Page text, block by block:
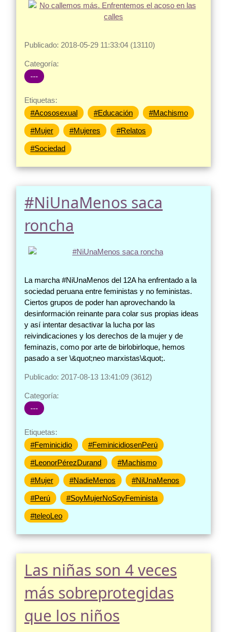
Publicado: 2018-05-29 11:33:04 (13110)
Categoría:
---
Etiquetas:
#Acososexual
#Educación #Machismo
#Mujer #Mujeres #Relatos
#Sociedad
#NiUnaMenos saca
roncha
La marcha #NiUnaMenos del 12A ha enfrentado a la
sociedad peruana entre feministas y no feministas.
Ciertos grupos de poder han aprovechando la
desinformación reinante para colar sus propias ideas
y así intentar desactivar la lucha por las
reivindicaciones y los derechos de la mujer y de
feminazis, como por arte de birlobirloque, hemos
pasado a ser \&quot;neo marxistas\&quot;.
Publicado: 2017-08-13 13:41:09 (3612)
Categoría:
---
Etiquetas:
#Feminicidio
#FeminicidiosenPerú
#LeonorPérezDurand #Machismo
#Mujer #NadieMenos #NiUnaMenos
#Perú #SoyMujerNoSoyFeminista
#teleoLeo
Las niñas son 4 veces
más sobreprotegidas
que los niños